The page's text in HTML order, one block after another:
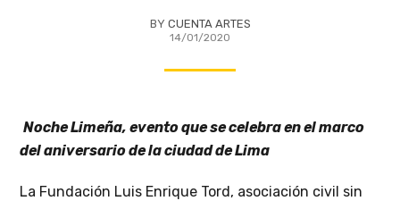
BY CUENTA ARTES
14/01/2020
Noche Limeña, evento que se celebra en el marco
del aniversario de la ciudad de Lima
La Fundación Luis Enrique Tord, asociación civil sin